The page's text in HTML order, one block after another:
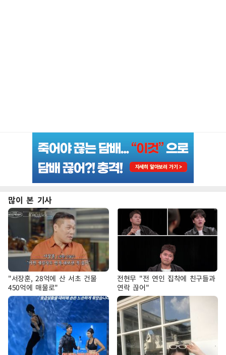
많이 본 기사
"서장훈, 28억에 산 서초 건물
450억에 매물로"
전현무 "전 연인 집착에 친구들과
연락 끊어"